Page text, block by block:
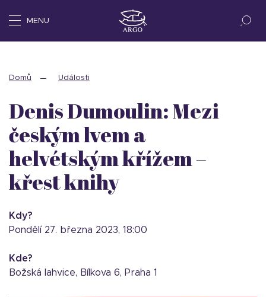
MENU
Domů Události
Denis Dumoulin: Mezi
českým lvem a
helvétským křížem –
křest knihy
Kdy?
pondělí 27. března 2023, 18:00
Kde?
Božská lahvice, Bílkova 6, Praha 1